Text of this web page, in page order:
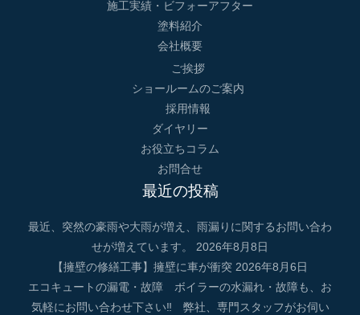
施工実績・ビフォーアフター
塗料紹介
会社概要
ご挨拶
ショールームのご案内
採用情報
ダイヤリー
お役立ちコラム
お問合せ
最近の投稿
最近、突然の豪雨や大雨が増え、雨漏りに関するお問い合わ
せが増えています。
2026年8月8日
【擁壁の修繕工事】擁壁に車が衝突 2026年8月6日
エコキュートの漏電・故障 ボイラーの水漏れ・故障も、お
気軽にお問い合わせ下さい‼ 弊社、専門スタッフがお伺い